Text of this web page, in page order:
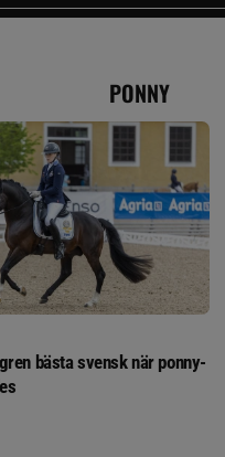
PONNY
bästa svensk när ponny-